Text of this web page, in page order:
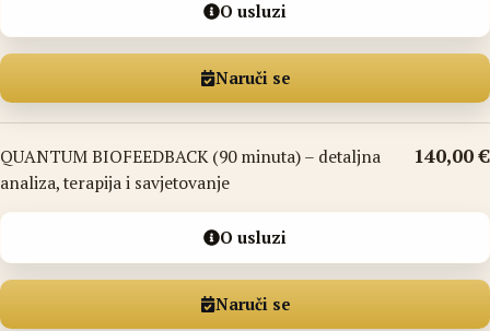
O usluzi
Naruči se
QUANTUM BIOFEEDBACK (90 minuta) – detaljna
analiza, terapija i savjetovanje
140,00 €
O usluzi
Naruči se